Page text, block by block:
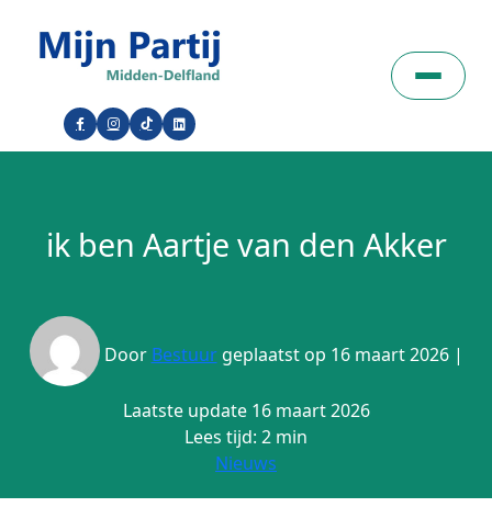
ik ben Aartje van den Akker
Door Bestuurgeplaatst op 16 maart 2026 |
Laatste update 16 maart 2026
Lees tijd: 2 min
Nieuws